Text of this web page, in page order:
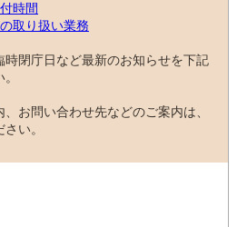
時間
取り扱い業務
時閉庁日など最新のお知らせを下記
お問い合わせ先などのご案内は、
い。